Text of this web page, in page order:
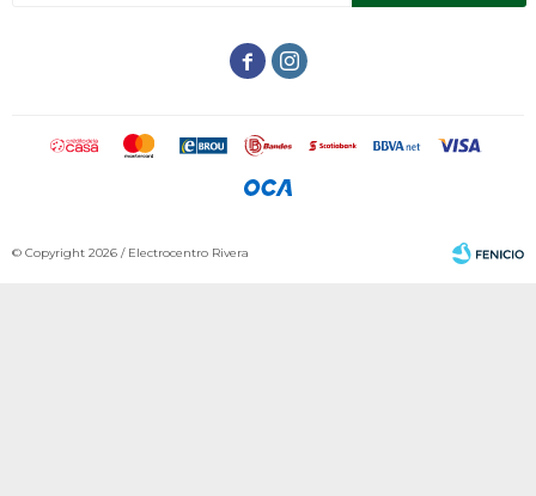
 
© Copyright 2026 / Electrocentro Rivera